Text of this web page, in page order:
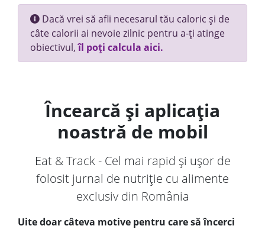
Dacă vrei să afli necesarul tău caloric și de
câte calorii ai nevoie zilnic pentru a-ți atinge
obiectivul,îl poți calcula aici.
Încearcă și aplicația
noastră de mobil
Eat & Track - Cel mai rapid și ușor de
folosit jurnal de nutriție cu alimente
exclusiv din România
Uite doar câteva motive pentru care să încerci